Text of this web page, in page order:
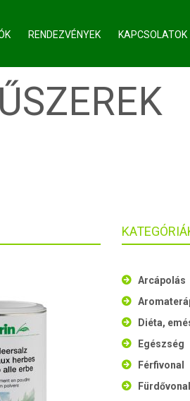
RENDEZVÉNYEK KAPCSOLATOK
Arcápolás
Diéta,
Egészség
Férfivonal
Fürdővonal